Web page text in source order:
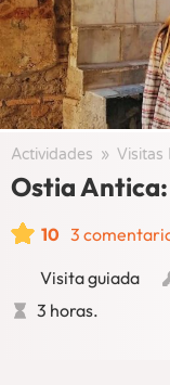
Actividades / Visitas
Ostia
10 3
Visita guiada
3 horas.